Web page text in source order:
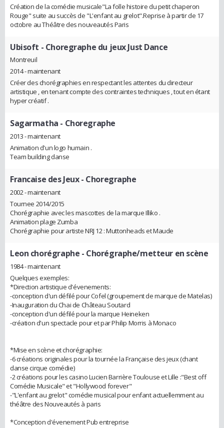
Création de la comédie musicale"La folle histoire du petit chaperon
Rouge" suite au succès de "L'enfant au grelot".Reprise à partir de 17
octobre au Théâtre des nouveautés Paris
Ubisoft - Choregraphe du jeux Just Dance
Montreuil
2014 - maintenant
Créer des chorégraphies en respectant les attentes du directeur
artistique , en tenant compte des contraintes techniques , tout en étant
hyper créatif .
Sagarmatha - Choregraphe
2013 - maintenant
Animation d'un logo humain .
Team building danse
Francaise des Jeux- Choregraphe
2002 - maintenant
Tournee 2014/2015
Chorégraphie avec les mascottes de la marque Illiko .
Animation plage Zumba
Chorégraphie pour artiste NRJ 12 : Muttonheads et Maude
Leon chorégraphe - Chorégraphe/metteur en scène
1984 - maintenant
Quelques exemples:
*Direction artistique d'évenements:
-conception d'un défilé pour Cofel (groupement de marque de Matelas)
-Inauguration du Chai de Château Soutard
-conception d'un défilé pour la marque Heineken
-création d'un spectacle pour et par Philip Morris à Monaco
*Mise en scène et chorégraphie:
-6 créations originales pour la tournée la Française des jeux (chant
danse cirque comédie)
-2 créations pour les casino Lucien Barrière Toulouse et Lille :"Best off
Comédie Musicale" et "Hollywood forever"
-"L'enfant au grelot" comédie musical pour enfant actuellemment au
théâtre des Nouveautés à paris
*Conception d'évenement Pub entreprise